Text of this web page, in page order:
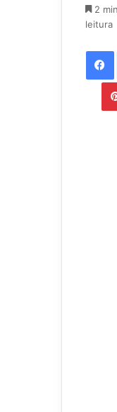
2
leitura